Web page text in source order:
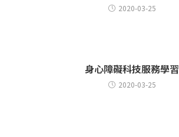
2020-03-25
身心障礙科技服務學習
2020-03-25